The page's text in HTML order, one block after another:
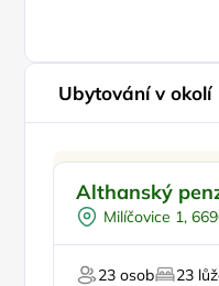
Ubytování v okolí
Snídaně
Pro turisty
Althanský
Milíčovice 1,
23 osob 23